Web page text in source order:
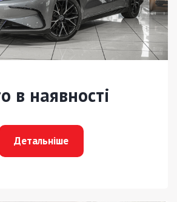
в наявності
Детальніше